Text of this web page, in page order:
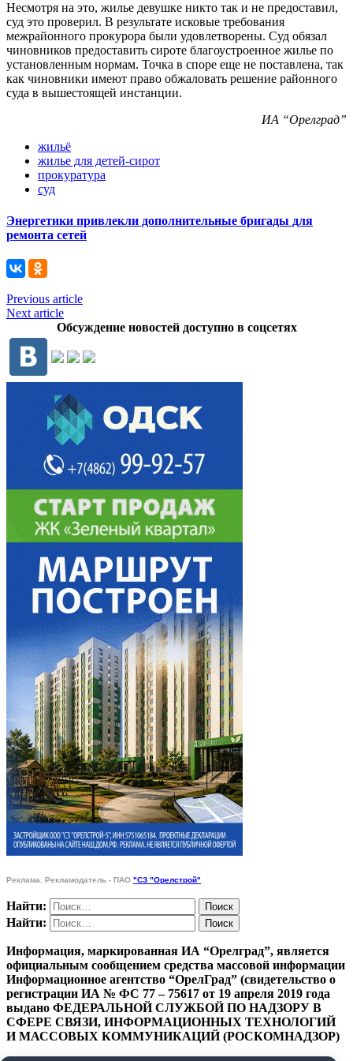
Несмотря на это, жилье девушке никто так и не предоставил,
суд это проверил. В результате исковые требования
межрайонного прокурора были удовлетворены. Суд обязал
чиновников предоставить сироте благоустроенное жилье по
установленным нормам. Точка в споре еще не поставлена, так
как чиновники имеют право обжаловать решение районного
суда в вышестоящей инстанции.
ИА “Орелград”
жильё
жилье для детей-сирот
прокуратура
суд
Энергетики привлекли дополнительные бригады для
ремонта сетей
Previous article
Next article
Обсуждение новостей доступно в соцсетях
Реклама. Рекламодатель - ПАО "СЗ "Орелстрой"
Найти:
Найти:
Информация, маркированная ИА “Орелград”, является
официальным сообщением средства массовой информации
Информационное агентство “ОрелГрад” (свидетельство о
регистрации ИА № ФС 77 – 75617 от 19 апреля 2019 года
выдано ФЕДЕРАЛЬНОЙ СЛУЖБОЙ ПО НАДЗОРУ В
СФЕРЕ СВЯЗИ, ИНФОРМАЦИОННЫХ ТЕХНОЛОГИЙ
И МАССОВЫХ КОММУНИКАЦИЙ (РОСКОМНАДЗОР)